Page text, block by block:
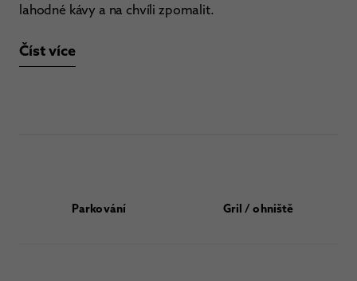
lahodné kávy a na chvíli zpomalit.
Číst více
Parkování Gril / ohniště